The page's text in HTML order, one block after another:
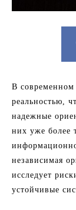
В современном
реальностью,
надежные
них уже более
независимая
исследует
устойчивые